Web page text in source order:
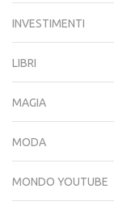
INVESTIMENTI
LIBRI
MAGIA
MODA
MONDO YOUTUBE